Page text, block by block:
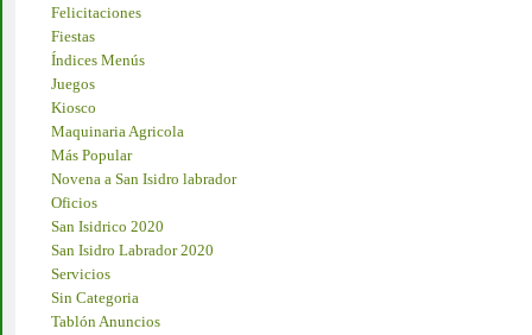
Felicitaciones
Fiestas
Índices Menús
Juegos
Kiosco
Maquinaria Agricola
Más Popular
Novena a San Isidro labrador
Oficios
San Isidrico 2020
San Isidro Labrador 2020
Servicios
Sin Categoria
Tablón Anuncios